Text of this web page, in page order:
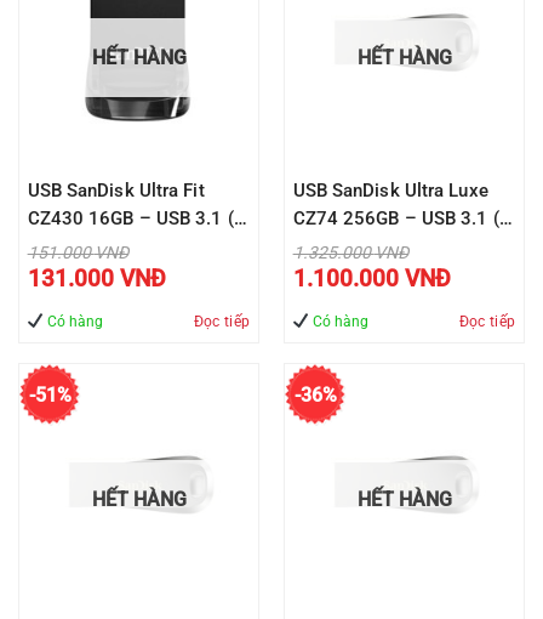
HẾT HÀNG
USB SanDisk Ultra Fit
CZ430 16GB – USB 3.1 (
SDCZ430-016G-G46 )
151.000VNĐ
Giá
gốc
là:
131.000 VNĐ
131.000 VNĐ.
Có hàng Đọc tiếp
HẾT HÀNG
USB SanDisk Ultra Luxe
CZ74 256GB – USB 3.1 (
SDCZ74-256G-G46 )
1.325.000VNĐ
Giá
gốc
là:
1.100.000 VNĐGiá
hiện
1.100.000
Có hàng Đọc tiếp
-51%
HẾT HÀNG
-36%
HẾT HÀNG